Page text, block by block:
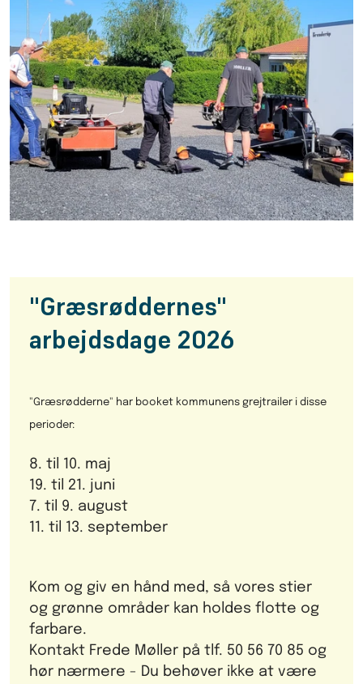
"Græsrøddernes"
arbejdsdage 2026
"Græsrødderne" har booket kommunens grejtrailer i disse
perioder:
8. til 10. maj
19. til 21. juni
7. til 9. august
11. til 13. september
Kom og giv en hånd med, så vores stier
og grønne områder kan holdes flotte og
farbare.
Kontakt Frede Møller på tlf. 50 56 70 85 og
hør nærmere - Du behøver ikke at være